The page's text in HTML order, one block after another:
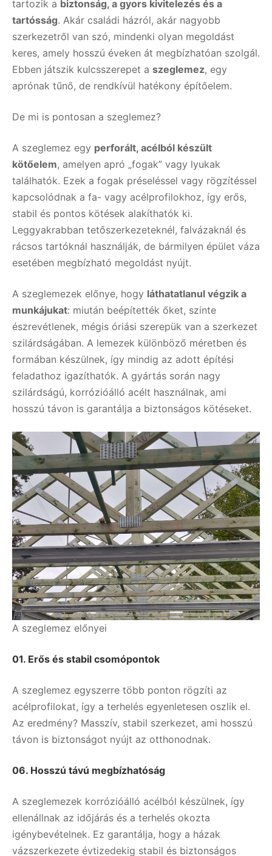
tartozik a biztonság, a gyors kivitelezés és a
tartósság. Akár családi házról, akár nagyobb
szerkezetről van szó, mindenki olyan megoldást
keres, amely hosszú éveken át megbízhatóan szolgál.
Ebben játszik kulcsszerepet a szeglemez, egy
aprónak tűnő, de rendkívül hatékony építőelem.
De mi is pontosan a szeglemez?
A szeglemez egy perforált, acélból készült
kötőelem, amelyen apró „fogak” vagy lyukak
találhatók. Ezek a fogak préseléssel vagy rögzítéssel
kapcsolódnak a fa- vagy acélprofilokhoz, így erős,
stabil és pontos kötések alakíthatók ki.
Leggyakrabban tetőszerkezeteknél, falvázaknál és
rácsos tartóknál használják, de bármilyen épület váza
esetében megbízható megoldást nyújt.
A szeglemezek előnye, hogy láthatatlanul végzik a
munkájukat: miután beépítették őket, szinte
észrevétlenek, mégis óriási szerepük van a szerkezet
szilárdságában. A lemezek különböző méretben és
formában készülnek, így mindig az adott építési
feladathoz igazíthatók. A gyártás során nagy
szilárdságú, korrózióálló acélt használnak, ami
hosszú távon is garantálja a biztonságos kötéseket.
A szeglemez előnyei
01. Erős és stabil csomópontok
A szeglemez egyszerre több ponton rögzíti az
acélprofilokat, így a terhelés egyenletesen oszlik el.
Az eredmény? Masszív, stabil szerkezet, ami hosszú
távon is biztonságot nyújt az otthonodnak.
06. Hosszú távú megbízhatóság
A szeglemezek korrózióálló acélból készülnek, így
ellenállnak az időjárás és a terhelés okozta
igénybevételnek. Ez garantálja, hogy a házak
vázszerkezete évtizedekig stabil és biztonságos